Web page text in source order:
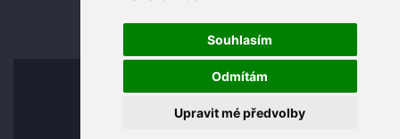
Souhlasím
Odmítám
Upravit mé předvolby